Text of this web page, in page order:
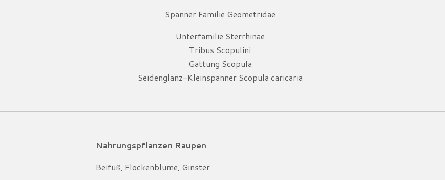
Spanner Familie Geometridae
Unterfamilie Sterrhinae
Tribus Scopulini
Gattung Scopula
Seidenglanz-Kleinspanner Scopula caricaria
Nahrungspflanzen Raupen
Beifuß, Flockenblume, Ginster